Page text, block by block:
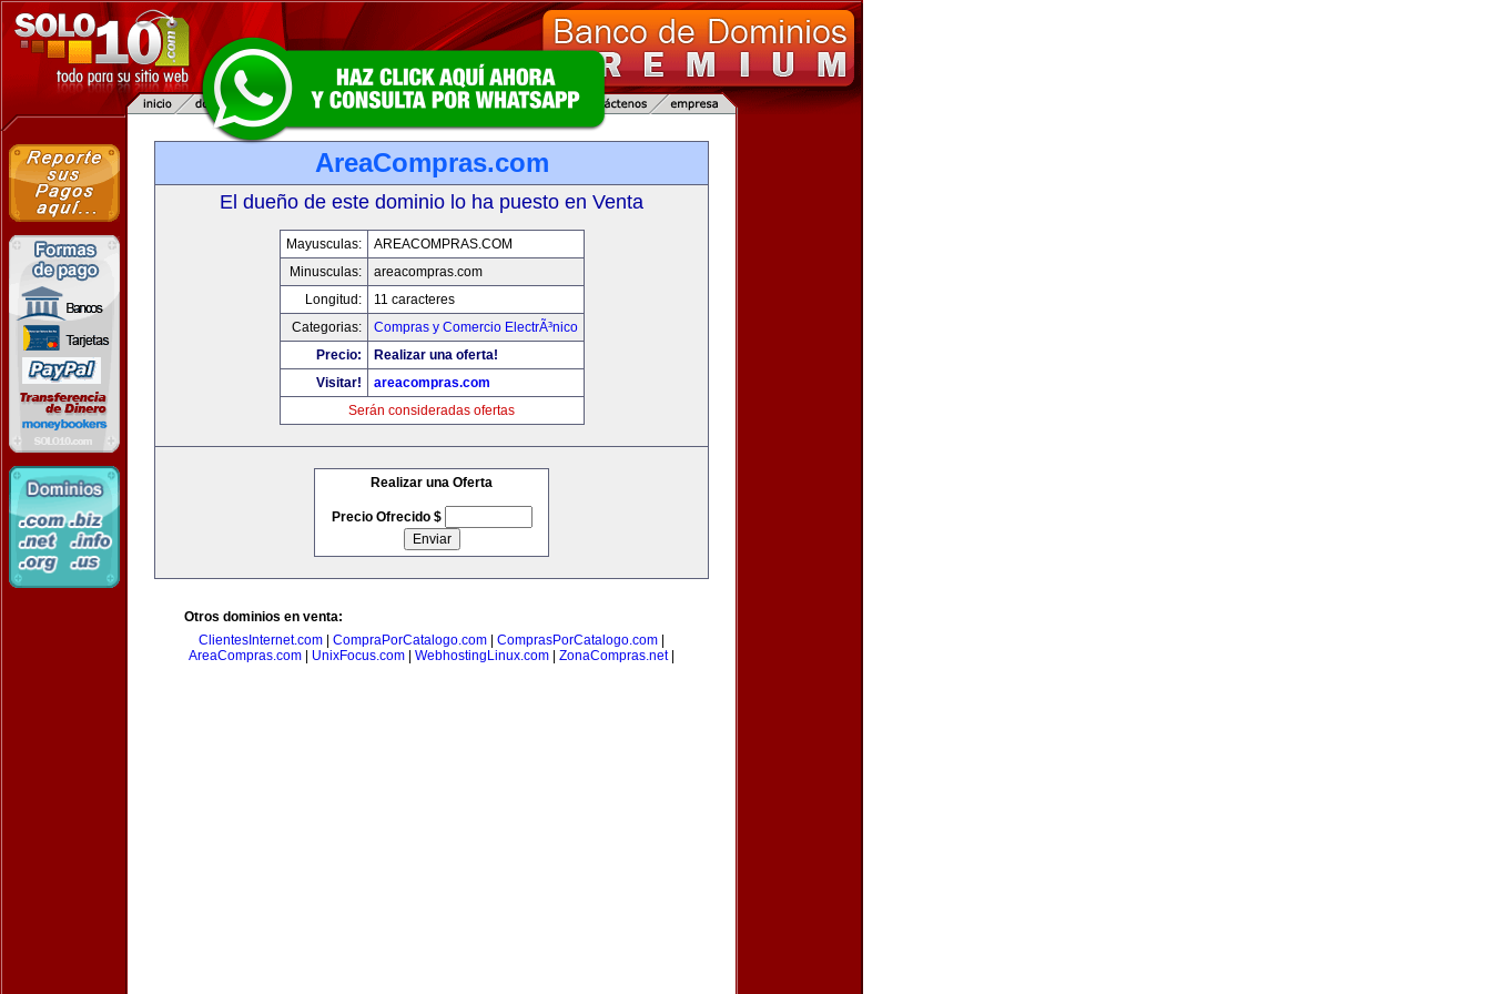
AreaCompras.com
El dueño de este dominio lo ha puesto en Venta
Mayusculas:
AREACOMPRAS.COM
Minusculas:
areacompras.com
Longitud:
11 caracteres
Categorias:
Compras y Comercio ElectrÃ³nico
Precio:
Realizar una oferta!
Visitar!
areacompras.com
Serán consideradas ofertas
Realizar una Oferta
Precio Ofrecido $
Otros dominios en venta:
ClientesInternet.com
CompraPorCatalogo.com ComprasPorCatalogo.com
AreaCompras.com
UnixFocus.com WebhostingLinux.com ZonaCompras.net|